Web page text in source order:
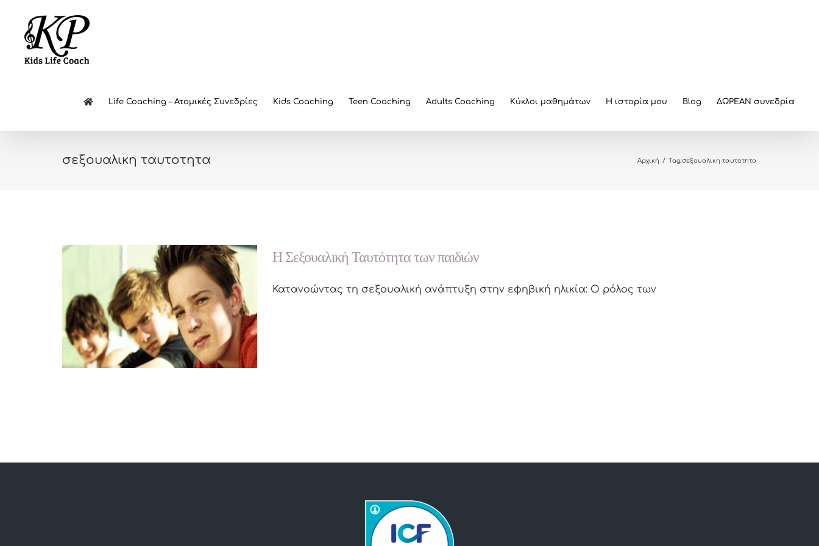
content
Life Coaching – Ατομικές Συνεδρίες Kids Coaching Teen Coaching Adults Coaching Κύκλοι μαθημάτων Η ιστορία μου Blog ΔΩΡΕΑΝ συνεδρία
σεξουαλικη ταυτοτητα Αρχική / Tag:σεξουαλικη ταυτοτητα
Η Σεξουαλική Ταυτότητα των παιδιών
Κατανοώντας τη σεξουαλική ανάπτυξη στην εφηβική ηλικία: Ο ρόλος των